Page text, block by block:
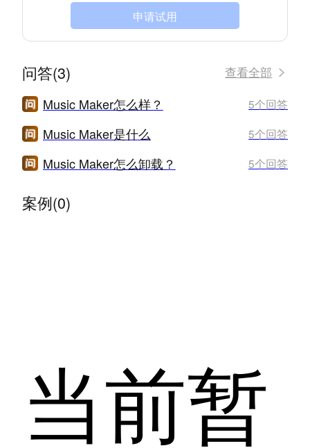
申请试用
问答(3) 查看全部
Music Maker怎么样？ 5个回答
Music Maker是什么 5个回答
Music Maker怎么卸载？ 5个回答
案例(0)
当前暂